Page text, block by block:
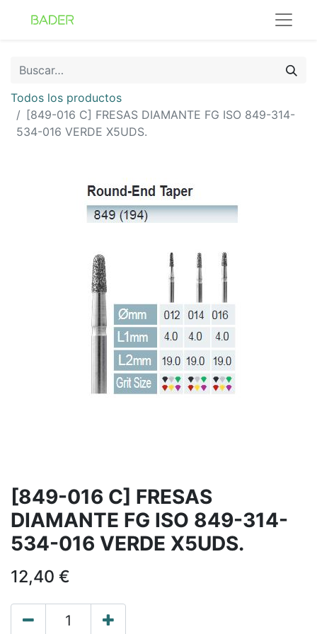
Todos los productos
[849-016 C] FRESAS DIAMANTE FG ISO 849-314-
534-016 VERDE X5UDS.
[849-016 C] FRESAS
DIAMANTE FG ISO 849-314-
534-016 VERDE X5UDS.
12,40 €